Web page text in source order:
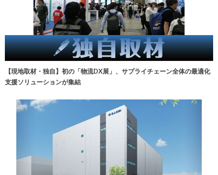
【現地取材・独自】初の「物流DX展」、サプライチェーン全体の最適化
支援ソリューションが集結